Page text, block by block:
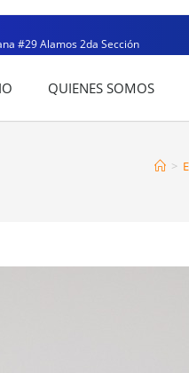
#29 Alamos 2da Sección
QUIENES SOMOS
>